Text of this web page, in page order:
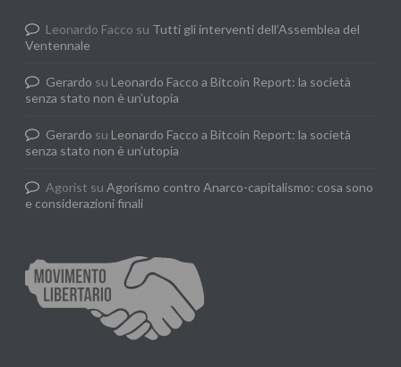
Leonardo Facco su Tutti gli interventi dell’Assemblea del
Ventennale
Gerardo su Leonardo Facco a Bitcoin Report: la società
senza stato non è un’utopia
Gerardo su Leonardo Facco a Bitcoin Report: la società
senza stato non è un’utopia
Agorist suAgorismo contro Anarco-capitalismo: cosa sono
e considerazioni finali